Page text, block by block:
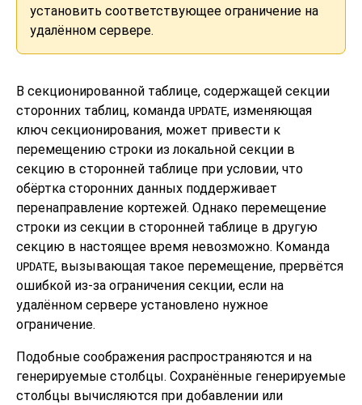
установить соответствующее ограничение на
удалённом сервере.
В секционированной таблице, содержащей секции
сторонних таблиц, команда UPDATE, изменяющая
ключ секционирования, может привести к
перемещению строки из локальной секции в
секцию в сторонней таблице при условии, что
обёртка сторонних данных поддерживает
перенаправление кортежей. Однако перемещение
строки из секции в сторонней таблице в другую
секцию в настоящее время невозможно. Команда
UPDATE, вызывающая такое перемещение, прервётся
ошибкой из-за ограничения секции, если на
удалённом сервере установлено нужное
ограничение.
Подобные соображения распространяются и на
генерируемые столбцы. Сохранённые генерируемые
столбцы вычисляются при добавлении или